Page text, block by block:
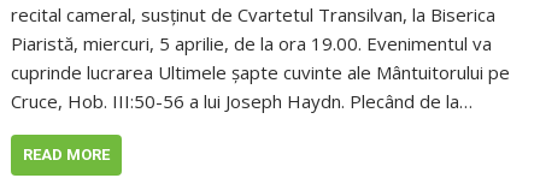
recital cameral, susținut de Cvartetul Transilvan, la Biserica
Piaristă, miercuri, 5 aprilie, de la ora 19.00. Evenimentul va
cuprinde lucrarea Ultimele şapte cuvinte ale Mântuitorului pe
Cruce, Hob. III:50-56 a lui Joseph Haydn. Plecând de la…
READ MORE